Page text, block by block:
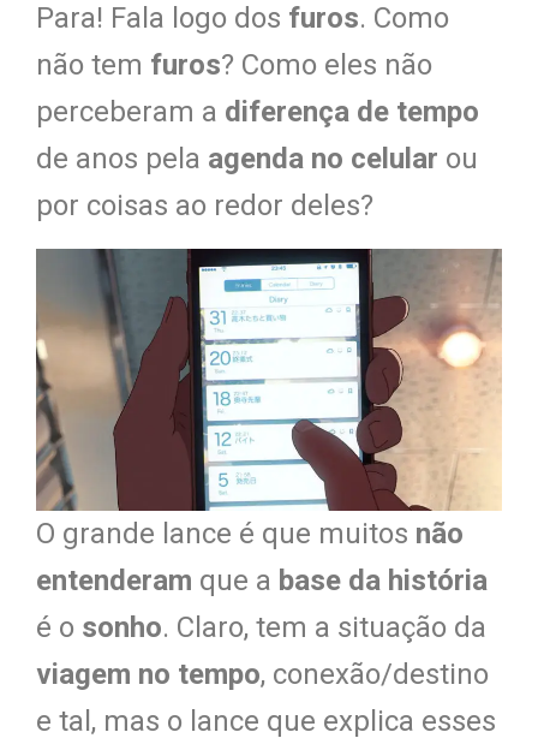
Para! Fala logo dos furos. Como
não tem furos? Como eles não
perceberam a diferença de tempo
de anos pela agenda no celular ou
por coisas ao redor deles?
O grande lance é que muitos não
entenderam que a base da história
é o sonho. Claro, tem a situação da
viagem no tempo, conexão/destino
e tal, mas o lance que explica esses